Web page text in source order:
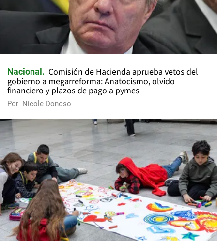
Nacional
Comisión de Hacienda aprueba vetos del
gobierno a megarreforma: Anatocismo, olvido
financiero y plazos de pago a pymes
Por Nicole Donoso